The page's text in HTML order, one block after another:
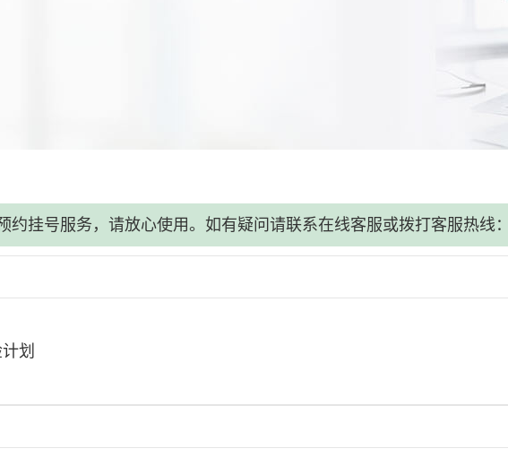
约挂号服务，请放心使用。如有疑问请联系在线客服或拨打客服热线：
划